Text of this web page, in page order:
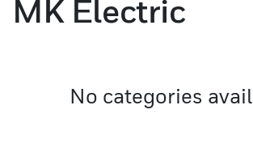
MK Electric
No categories